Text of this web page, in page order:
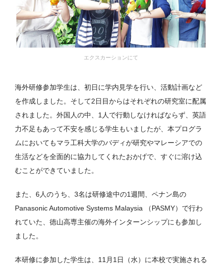
エクスカーションにて
海外研修参加学生は、初日に学内見学を行い、活動計画など
を作成しました。そして2日目からはそれぞれの研究室に配属
されました。外国人の中、1人で行動しなければならず、英語
力不足もあって不安を感じる学生もいましたが、本プログラ
ムにおいてもマラ工科大学のバディが研究やマレーシアでの
生活などを全面的に協力してくれたおかげで、すぐに溶け込
むことができていました。
また、6人のうち、3名は研修途中の1週間、ペナン島の
Panasonic Automotive Systems Malaysia （PASMY）で行わ
れていた、徳山高専主催の海外インターンシップにも参加し
ました。
本研修に参加した学生は、11月1日（水）に本校で実施される